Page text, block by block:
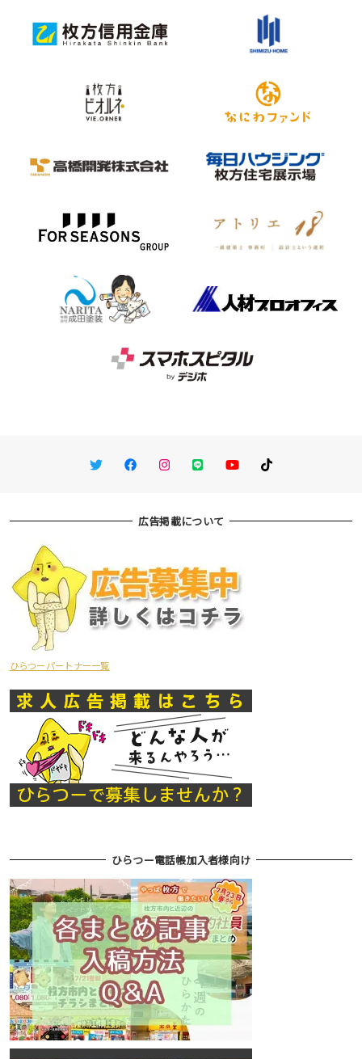
TwitterFacebookInstagram
LINE You TubeTikTok
広告掲載について
ひらつーパートナー一覧
ひらつー電話帳加入者様向け